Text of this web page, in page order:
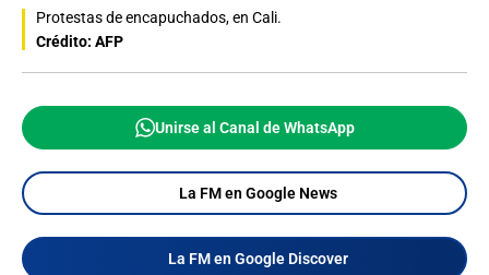
Protestas de encapuchados, en Cali.
Crédito: AFP
Unirse al Canal de WhatsApp
La FM en Google News
La FM en Google Discover